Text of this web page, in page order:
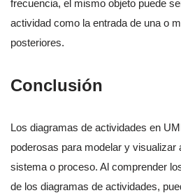
frecuencia, el mismo objeto puede
actividad como la entrada de una o
posteriores.
Conclusión
Los diagramas de actividades en
poderosas para modelar y
sistema o proceso. Al comprender
de los diagramas de actividades,